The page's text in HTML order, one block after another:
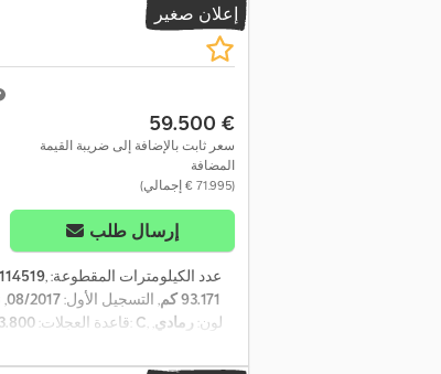
إعلان صغير
‏59.500 €
سعر ثابت بالإضافة إلى ضريبة القيمة
المضافة
(‏71.995 € إجمالي)
إرسال طلب
, عدد الكيلومترات المقطوعة:
93.171 كم
, التسجيل الأول:08/2017
,
, قاعدة العجلات: 3.800 مم , كفاءة الطاقة: C , لون: رمادي,